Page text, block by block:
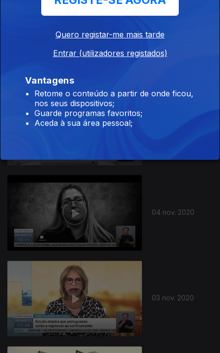
06 nov. 2020
04 nov. 2020
03 nov. 2020
Quero registar-me mais tarde
Entrar (utilizadores registados)
Vantagens
Retome o conteúdo a partir de onde ficou,
nos seus dispositivos;
Guarde programas favoritos;
Aceda à sua área pessoal;